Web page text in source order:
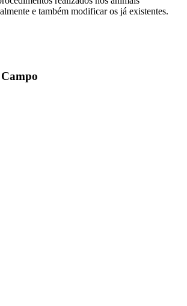
e também modificar os já existentes.
Campo